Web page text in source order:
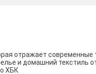
отражает
и домашний текстиль
ХБК